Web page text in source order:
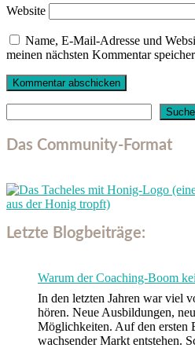
Website
Name, E-Mail-Adresse und
meinen nächsten Kommentar
Das Community-Format
Letzte Blogbeiträge:
Warum der Coaching-Boom
In den letzten Jahren war viel
hören. Neue Ausbildungen,
Möglichkeiten. Auf den ersten
wachsender Markt entstehen.